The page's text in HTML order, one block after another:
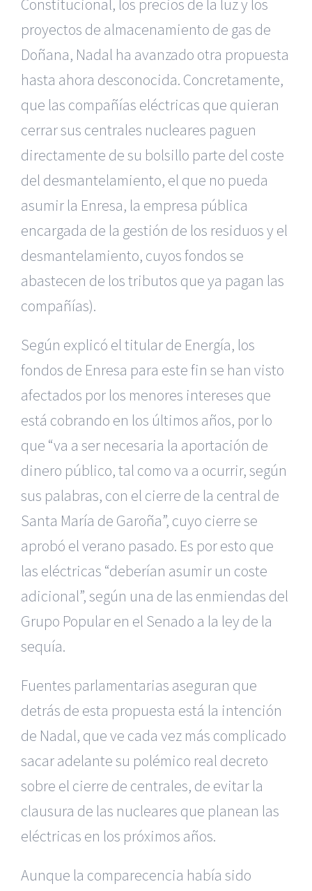
Constitucional, los precios de la luz y los
proyectos de almacenamiento de gas de
Doñana, Nadal ha avanzado otra propuesta
hasta ahora desconocida. Concretamente,
que las compañías eléctricas que quieran
cerrar sus centrales nucleares paguen
directamente de su bolsillo parte del coste
del desmantelamiento, el que no pueda
asumir la Enresa, la empresa pública
encargada de la gestión de los residuos y el
desmantelamiento, cuyos fondos se
abastecen de los tributos que ya pagan las
compañías).
Según explicó el titular de Energía, los
fondos de Enresa para este fin se han visto
afectados por los menores intereses que
está cobrando en los últimos años, por lo
que “va a ser necesaria la aportación de
dinero público, tal como va a ocurrir, según
sus palabras, con el cierre de la central de
Santa María de Garoña”, cuyo cierre se
aprobó el verano pasado. Es por esto que
las eléctricas “deberían asumir un coste
adicional”, según una de las enmiendas del
Grupo Popular en el Senado a la ley de la
sequía.
Fuentes parlamentarias aseguran que
detrás de esta propuesta está la intención
de Nadal, que ve cada vez más complicado
sacar adelante su polémico real decreto
sobre el cierre de centrales, de evitar la
clausura de las nucleares que planean las
eléctricas en los próximos años.
Aunque la comparecencia había sido